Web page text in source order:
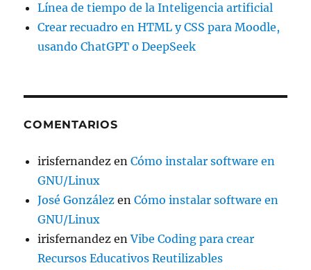
Línea de tiempo de la Inteligencia artificial
Crear recuadro en HTML y CSS para Moodle,
usando ChatGPT o DeepSeek
COMENTARIOS
irisfernandez enCómo instalar software en
GNU/Linux
José González enCómo instalar software en
GNU/Linux
irisfernandez enVibe Coding para crear
Recursos Educativos Reutilizables